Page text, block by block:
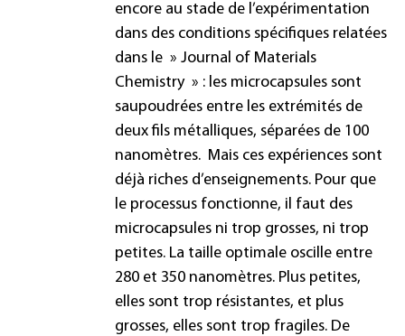
encore au stade de l’expérimentation
dans des conditions spécifiques relatées
dans le » Journal of Materials
Chemistry» : les microcapsules sont
saupoudrées entre les extrémités de
deux fils métalliques, séparées de 100
nanomètres. Mais ces expériences sont
déjà riches d’enseignements. Pour que
le processus fonctionne, il faut des
microcapsules ni trop grosses, ni trop
petites. La taille optimale oscille entre
280 et 350 nanomètres. Plus petites,
elles sont trop résistantes, et plus
grosses, elles sont trop fragiles. De